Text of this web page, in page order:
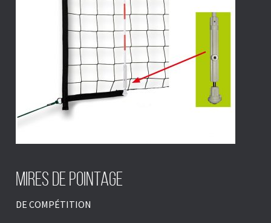
MIRES DE POINTAGE
DE COMPÉTITION